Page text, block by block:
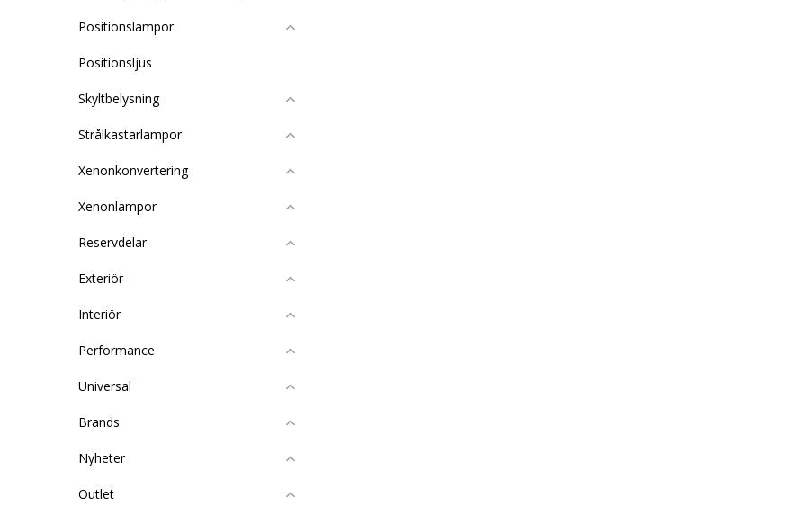
Positionslampor
Positionsljus
Skyltbelysning
Strålkastarlampor
Xenonkonvertering
Xenonlampor
Reservdelar
Exteriör
Interiör
Performance
Universal
Brands
Nyheter
Outlet